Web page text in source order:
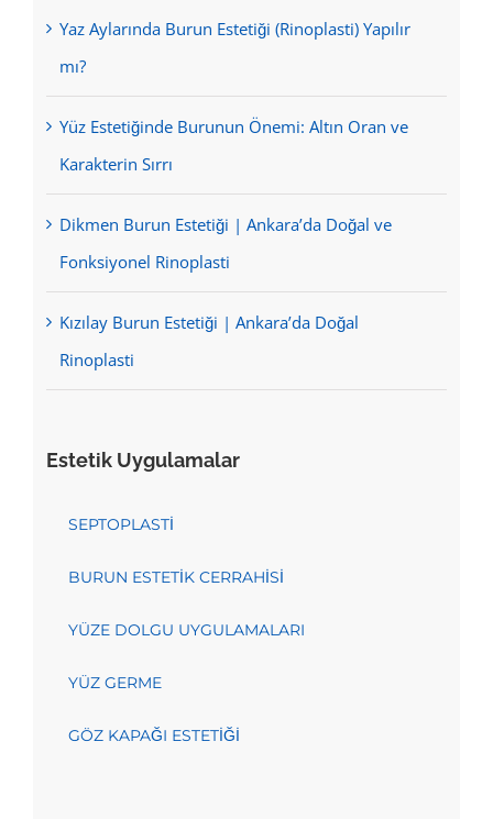
Yaz Aylarında Burun Estetiği (Rinoplasti) Yapılır
mı?
Yüz Estetiğinde Burunun Önemi: Altın Oran ve
Karakterin Sırrı
Dikmen Burun Estetiği | Ankara’da Doğal ve
Fonksiyonel Rinoplasti
Kızılay Burun Estetiği | Ankara’da Doğal
Rinoplasti
Estetik Uygulamalar
SEPTOPLASTİ
BURUN ESTETİK CERRAHİSİ
YÜZE DOLGU UYGULAMALARI
YÜZ GERME
GÖZ KAPAĞI ESTETİĞİ